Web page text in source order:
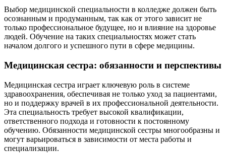
Выбор медицинской специальности в колледже должен быть
осознанным и продуманным, так как от этого зависит не
только профессиональное будущее, но и влияние на здоровье
людей. Обучение на таких специальностях может стать
началом долгого и успешного пути в сфере медицины.
Медицинская сестра: обязанности и перспективы
Медицинская сестра играет ключевую роль в системе
здравоохранения, обеспечивая не только уход за пациентами,
но и поддержку врачей в их профессиональной деятельности.
Эта специальность требует высокой квалификации,
ответственного подхода и готовности к постоянному
обучению. Обязанности медицинской сестры многообразны и
могут варьироваться в зависимости от места работы и
специализации.